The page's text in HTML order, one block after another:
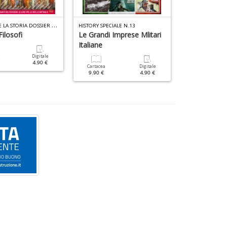
C
ONOSCERE LA STORIA DOSSIER N.1
Digitale
4.90 €
HISTORY SPECIALE N.13
Le Grandi Imprese Mlitari
Italiane
Cartacea
9.90 €
Digitale
4.90 €